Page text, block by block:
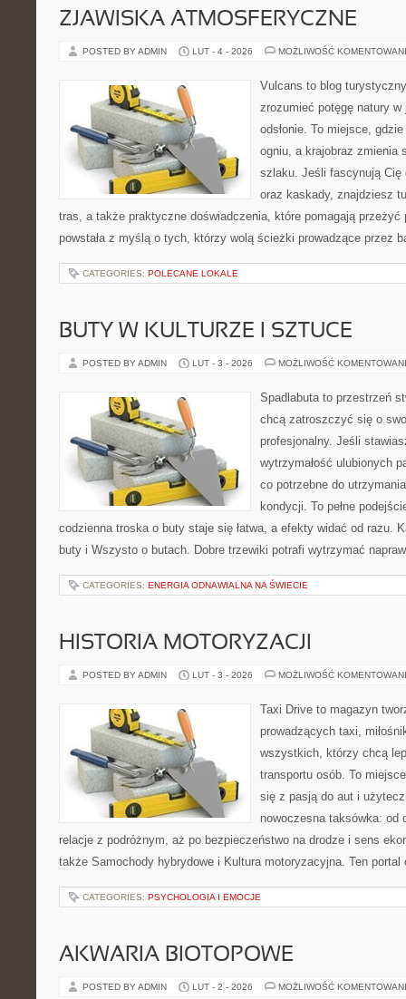
ZJAWISKA ATMOSFERYCZNE
POSTED BY ADMIN LUT - 4 - 2026 MOŻLIWOŚĆ
Vulcans to blog
zrozumieć potęgę natury w
odsłonie. To miejsce,
ogniu, a krajobraz zmienia
szlaku. Jeśli fascynują Cię
oraz kaskady, znajdziesz
tras, a także praktyczne doświadczenia, które pomagają przeżyć
powstała z myślą o tych, którzy wolą ścieżki prowadzące przez
CATEGORIES: POLECANE LOKALE
BUTY W KULTURZE I SZTUCE
POSTED BY ADMIN LUT - 3 - 2026 MOŻLIWOŚĆ
Spadlabuta to przestrzeń
chcą zatroszczyć się o
profesjonalny. Jeśli
wytrzymałość ulubionych
co potrzebne do
kondycji. To pełne
codzienna troska o buty staje się łatwa, a efekty widać od razu.
buty i Wszysto o butach. Dobre trzewiki potrafi wytrzymać
CATEGORIES: ENERGIA ODNAWIALNA NA ŚWIECIE
HISTORIA MOTORYZACJI
POSTED BY ADMIN LUT - 3 - 2026 MOŻLIWOŚĆ
Taxi Drive to magazyn
prowadzących taxi,
wszystkich, którzy chcą
transportu osób. To
się z pasją do aut i
nowoczesna taksówka: od
relacje z podróżnym, aż po bezpieczeństwo na drodze i sens
także Samochody hybrydowe i Kultura motoryzacyjna. Ten
CATEGORIES: PSYCHOLOGIA I EMOCJE
AKWARIA BIOTOPOWE
POSTED BY ADMIN LUT - 2 - 2026 MOŻLIWOŚĆ